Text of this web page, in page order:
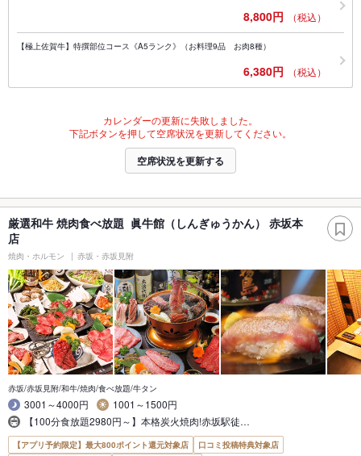
8,800円 （税込）
【極上佐賀牛】特撰部位コース《A5ランク》（お料理9品 お肉8種）
6,380円 （税込）
カレンダーの更新に失敗しました。
下記ボタンを押して空席状況を更新してください。
空席状況を更新する
厳選和牛 焼肉食べ放題 眞牛館（しんぎゅうかん） 赤坂本
店
焼肉・ホルモン 赤坂・赤坂見附
赤坂/赤坂見附/和牛/焼肉/食べ放題/牛タン
3001～4000円
1001～1500円
【100分食放題2980円～】本格炭火焼肉!赤坂駅徒…
【アプリ予約限定】最大800ポイント還元対象店
口コミ投稿特典対象店